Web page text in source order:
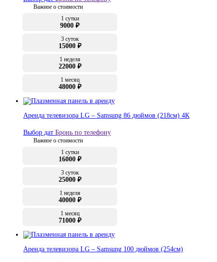
Важное о стоимости
1 сутки
9000 ₽
3 суток
15000 ₽
1 неделя
22000 ₽
1 месяц
48000 ₽
Аренда телевизора LG – Samsung 86 дюймов (218см) 4К
Выбор дат Бронь по телефону
Важное о стоимости
1 сутки
16000 ₽
3 суток
25000 ₽
1 неделя
40000 ₽
1 месяц
71000 ₽
Аренда телевизора LG – Samsung 100 дюймов (254см)